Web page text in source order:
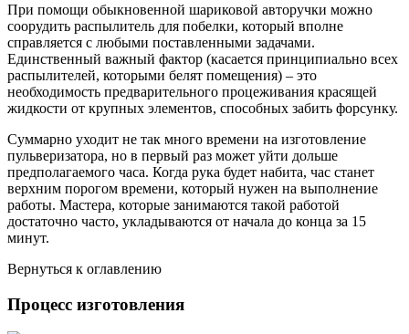
При помощи обыкновенной шариковой авторучки можно
соорудить распылитель для побелки, который вполне
справляется с любыми поставленными задачами.
Единственный важный фактор (касается принципиально всех
распылителей, которыми белят помещения) – это
необходимость предварительного процеживания красящей
жидкости от крупных элементов, способных забить форсунку.
Суммарно уходит не так много времени на изготовление
пульверизатора, но в первый раз может уйти дольше
предполагаемого часа. Когда рука будет набита, час станет
верхним порогом времени, который нужен на выполнение
работы. Мастера, которые занимаются такой работой
достаточно часто, укладываются от начала до конца за 15
минут.
Вернуться к оглавлению
Процесс изготовления